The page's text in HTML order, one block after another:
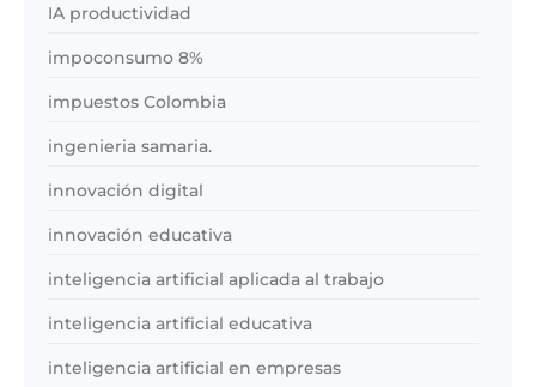
IA productividad
impoconsumo 8%
impuestos Colombia
ingenieria samaria.
innovación digital
innovación educativa
inteligencia artificial aplicada al trabajo
inteligencia artificial educativa
inteligencia artificial en empresas